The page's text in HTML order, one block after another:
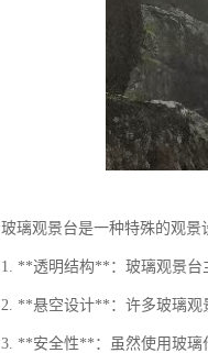
玻璃观景台是一种特殊的观景
1. **透明结构**：玻璃观景台
2. **悬空设计**：许多玻璃观
3. **安全性**：虽然使用玻璃